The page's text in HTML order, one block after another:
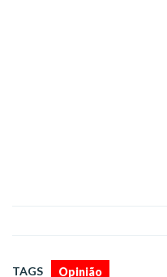
TAGS Opinião